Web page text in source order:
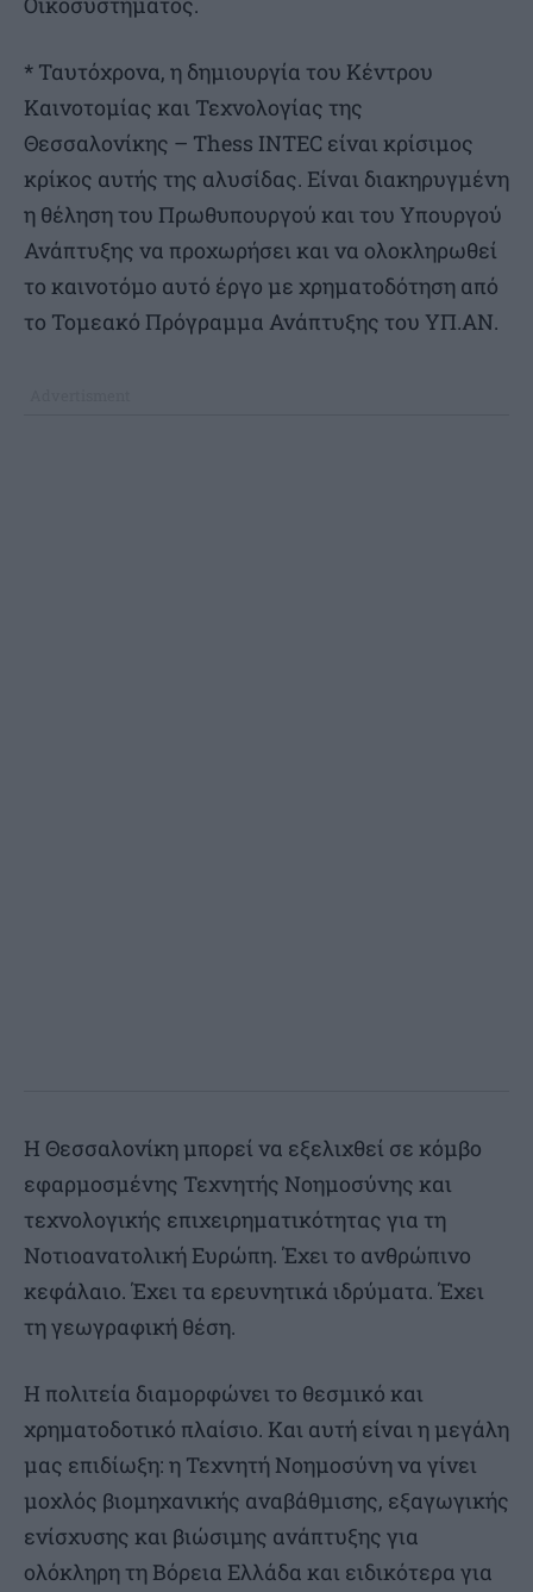
* Ταυτόχρονα, η δημιουργία του Κέντρου
Καινοτομίας και Τεχνολογίας της
Θεσσαλονίκης – Thess INTEC είναι κρίσιμος
κρίκος αυτής της αλυσίδας. Είναι διακηρυγμένη
η θέληση του Πρωθυπουργού και του Υπουργού
Ανάπτυξης να προχωρήσει και να ολοκληρωθεί
το καινοτόμο αυτό έργο με χρηματοδότηση από
το Τομεακό Πρόγραμμα Ανάπτυξης του ΥΠ.ΑΝ.
Η Θεσσαλονίκη μπορεί να εξελιχθεί σε κόμβο
εφαρμοσμένης Τεχνητής Νοημοσύνης και
τεχνολογικής επιχειρηματικότητας για τη
Νοτιοανατολική Ευρώπη. Έχει το ανθρώπινο
κεφάλαιο. Έχει τα ερευνητικά ιδρύματα. Έχει
τη γεωγραφική θέση.
Η πολιτεία διαμορφώνει το θεσμικό και
χρηματοδοτικό πλαίσιο. Και αυτή είναι η μεγάλη
μας επιδίωξη: η Τεχνητή Νοημοσύνη να γίνει
μοχλός βιομηχανικής αναβάθμισης, εξαγωγικής
ενίσχυσης και βιώσιμης ανάπτυξης για
ολόκληρη τη Βόρεια Ελλάδα και ειδικότερα για